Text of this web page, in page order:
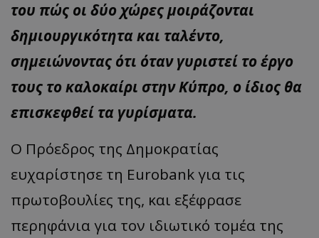
του πώς οι δύο χώρες μοιράζονται
δημιουργικότητα και ταλέντο,
σημειώνοντας ότι όταν γυριστεί το έργο
τους το καλοκαίρι στην Κύπρο, ο ίδιος θα
επισκεφθεί τα γυρίσματα.
Ο Πρόεδρος της Δημοκρατίας
ευχαρίστησε τη Eurobank για τις
πρωτοβουλίες της, και εξέφρασε
περηφάνια για τον ιδιωτικό τομέα της